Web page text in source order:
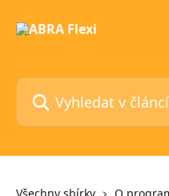
Vyhledat v článcích…